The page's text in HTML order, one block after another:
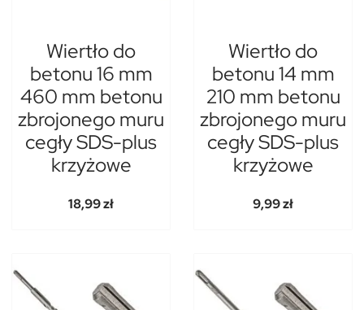
Wiertło do
betonu 16 mm
460 mm betonu
zbrojonego muru
cegły SDS-plus
krzyżowe
18,99 zł
Wiertło do
betonu 14 mm
210 mm betonu
zbrojonego muru
cegły SDS-plus
krzyżowe
9,99 zł